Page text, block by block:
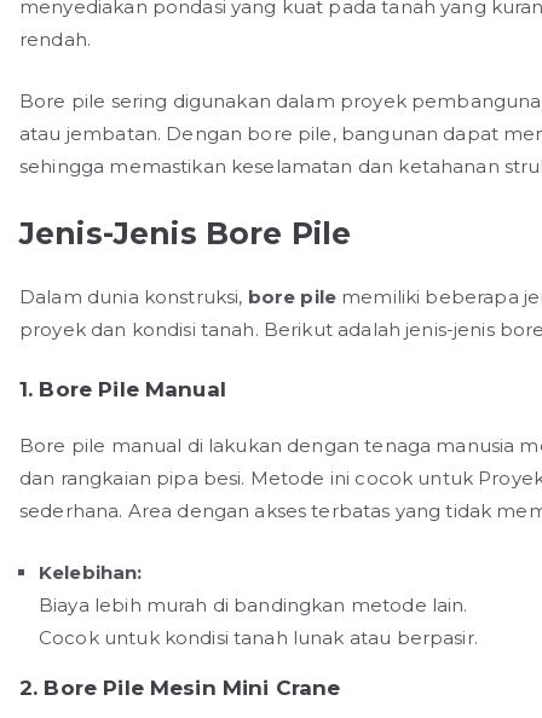
menyediakan pondasi yang kuat pada tanah yang
rendah.
Bore pile sering digunakan dalam proyek
atau jembatan. Dengan bore pile, bangunan dapat
sehingga memastikan keselamatan dan ketahanan
Jenis-Jenis Bore Pile
Dalam dunia konstruksi, bore pilememiliki beberapa
proyek dan kondisi tanah. Berikut adalah jenis-jenis
1. Bore Pile Manual
Bore pile manual di lakukan dengan tenaga manusia
dan rangkaian pipa besi. Metode ini cocok untuk
sederhana. Area dengan akses terbatas yang tidak
Kelebihan:
Biaya lebih murah di bandingkan metode lain.
Cocok untuk kondisi tanah lunak atau berpasir.
2. Bore Pile Mesin Mini Crane